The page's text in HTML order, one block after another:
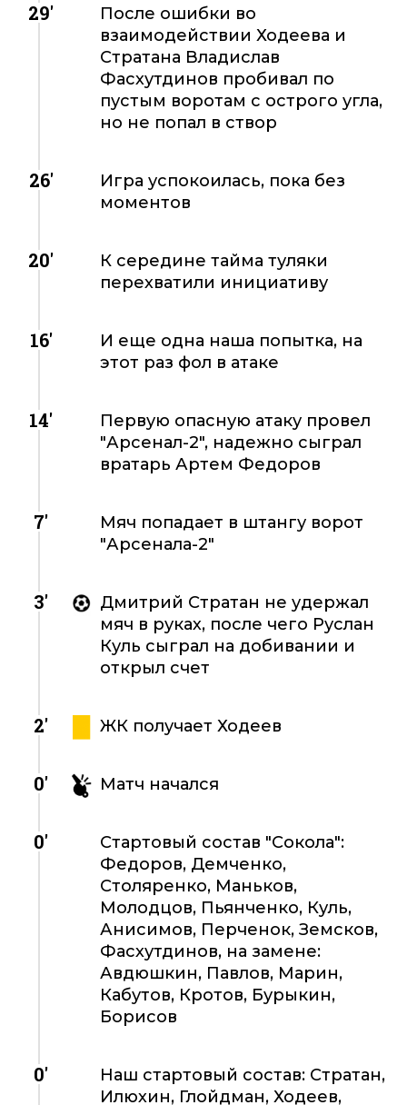
29'
После ошибки во
взаимодействии Ходеева и
Стратана Владислав
Фасхутдинов пробивал по
пустым воротам с острого угла,
но не попал в створ
26'
Игра успокоилась, пока без
моментов
20'
К середине тайма туляки
перехватили инициативу
16'
И еще одна наша попытка, на
этот раз фол в атаке
14'
Первую опасную атаку провел
"Арсенал-2", надежно сыграл
вратарь Артем Федоров
7'
Мяч попадает в штангу ворот
"Арсенала-2"
3'
Дмитрий Стратан не удержал
мяч в руках, после чего Руслан
Куль сыграл на добивании и
открыл счет
2' ЖК получает Ходеев
0' Матч начался
0'
Стартовый состав "Сокола":
Федоров, Демченко,
Столяренко, Маньков,
Молодцов, Пьянченко, Куль,
Анисимов, Перченок, Земсков,
Фасхутдинов, на замене:
Авдюшкин, Павлов, Марин,
Кабутов, Кротов, Бурыкин,
Борисов
0'
Наш стартовый состав: Стратан,
Илюхин, Глойдман, Ходеев,